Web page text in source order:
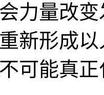
力量改
新形成
可能真